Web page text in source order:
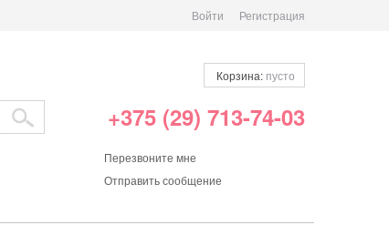
Войти Регистрация
Корзина: пусто
+375 (29) 713-74-03
Перезвоните мне
Отправить сообщение